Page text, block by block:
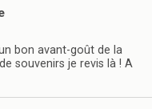
bon avant-goût de la
souvenirs je revis là ! A